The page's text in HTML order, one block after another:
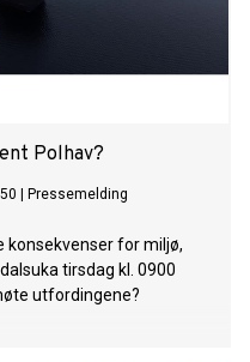
Polhav?
Pressemelding
for miljø,
tirsdag kl. 0900
utfordingene?